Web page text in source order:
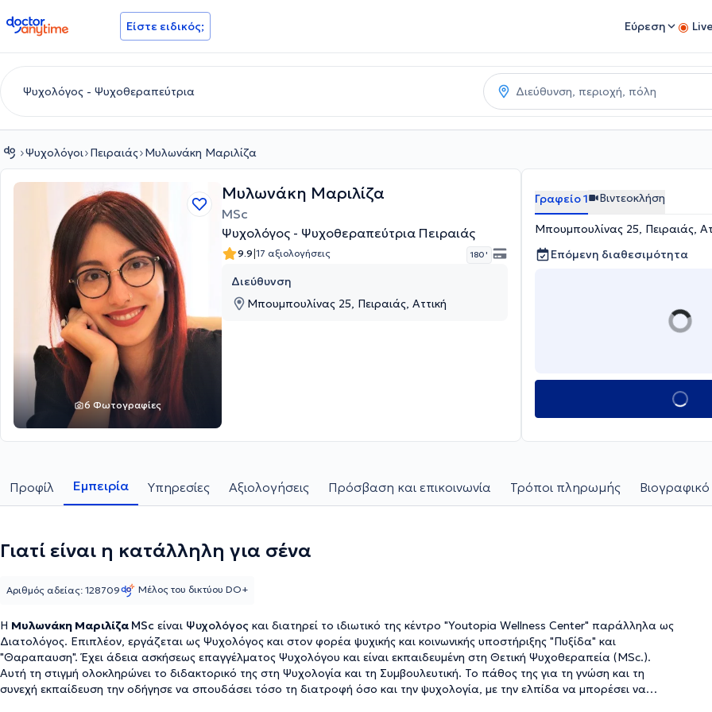
doctoranytime Είστε ειδικός; Εύρεση
Ψυχολόγοι Πειραιάς Μυλωνάκη Μαριλίζα
6 Φωτογραφίες
Μυλωνάκη Μαριλίζα
MSc
Ψυχολόγος - Ψυχοθεραπεύτρια Πειραιάς
9.9|17 αξιολογήσεις 180 '
Διεύθυνση
Μπουμπουλίνας 25, Πειραιάς, Αττική
Γραφείο 1 Βιντεοκλήση
Μπουμπουλίνας 25, Πειραιάς,
Επόμενη διαθεσιμότητα
Προφίλ Εμπειρία Υπηρεσίες Αξιολογήσεις Πρόσβαση και επικοινωνία Τρόποι πληρωμής
Γιατί είναι η κατάλληλη για σένα
Η Μυλωνάκη Μαριλίζα MSc είναι Ψυχολόγος και διατηρεί το ιδιωτικό της κέντρο "Youtopia Wellness Center" παράλληλα ως
Διατολόγος. Επιπλέον, εργάζεται ως Ψυχολόγος και στον φορέα ψυχικής και κοινωνικής υποστήριξης "Πυξίδα" και
"Θαραπαυση". Έχει άδεια ασκήσεως επαγγέλματος Ψυχολόγου και είναι εκπαιδευμένη στη Θετική Ψυχοθεραπεία (MSc.).
Αυτή τη στιγμή ολοκληρώνει το διδακτορικό της στη Ψυχολογία και τη Συμβουλευτική. Το πάθος της για τη γνώση και τη
συνεχή εκπαίδευση την οδήγησε να σπουδάσει τόσο τη διατροφή όσο και την ψυχολογία, με την ελπίδα να μπορέσει να
Αριθμός αδείας: 128709 Μέλος του δικτύου DO+